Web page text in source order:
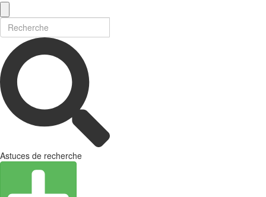
Astuces de recherche